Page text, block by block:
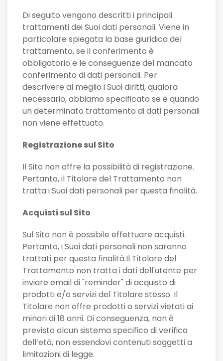
Di seguito vengono descritti i principali
trattamenti dei Suoi dati personali. Viene in
particolare spiegata la base giuridica del
trattamento, se il conferimento è
obbligatorio e le conseguenze del mancato
conferimento di dati personali. Per
descrivere al meglio i Suoi diritti, qualora
necessario, abbiamo specificato se e quando
un determinato trattamento di dati personali
non viene effettuato.
Registrazione sul Sito
Il Sito non offre la possibilità di registrazione.
Pertanto, il Titolare del Trattamento non
tratta i Suoi dati personali per questa finalità.
Acquisti sul Sito
Sul Sito non è possibile effettuare acquisti.
Pertanto, i Suoi dati personali non saranno
trattati per questa finalità.Il Titolare del
Trattamento non tratta i dati dell'utente per
inviare email di "reminder" di acquisto di
prodotti e/o servizi del Titolare stesso. Il
Titolare non offre prodotti o servizi vietati ai
minori di 18 anni. Di conseguenza, non è
previsto alcun sistema specifico di verifica
dell’età, non essendovi contenuti soggetti a
limitazioni di legge.